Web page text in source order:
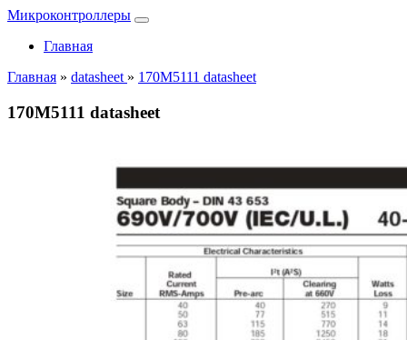
Микроконтроллеры
Главная
Главная » datasheet » 170M5111 datasheet
170M5111 datasheet